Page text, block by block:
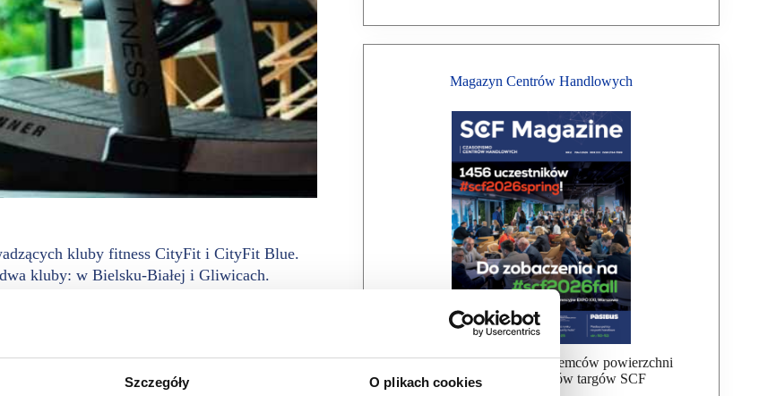
Szczegóły O plikach cookies
kluby fitness CityFit i CityFit Blue.
kluby: w Bielsku-Białej i Gliwicach.
kontroli nad 16 spółkami z grupy CityFit.
fitness. Medicover ma ponad 150 klubów
Premium Fitness & Gym. Grupa CityFit jest
CityFit Blue.
Magazyn Centrów Handlowych
Bezpłatna wysyłka dla najemców powierzchni
handlowej, uczestników targów SCF